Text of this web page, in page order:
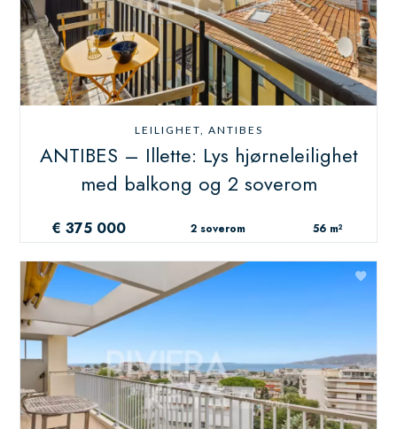
LEILIGHET, ANTIBES
ANTIBES – Illette: Lys hjørneleilighet
med balkong og 2 soverom
€ 375 000 2 soverom 56 m²